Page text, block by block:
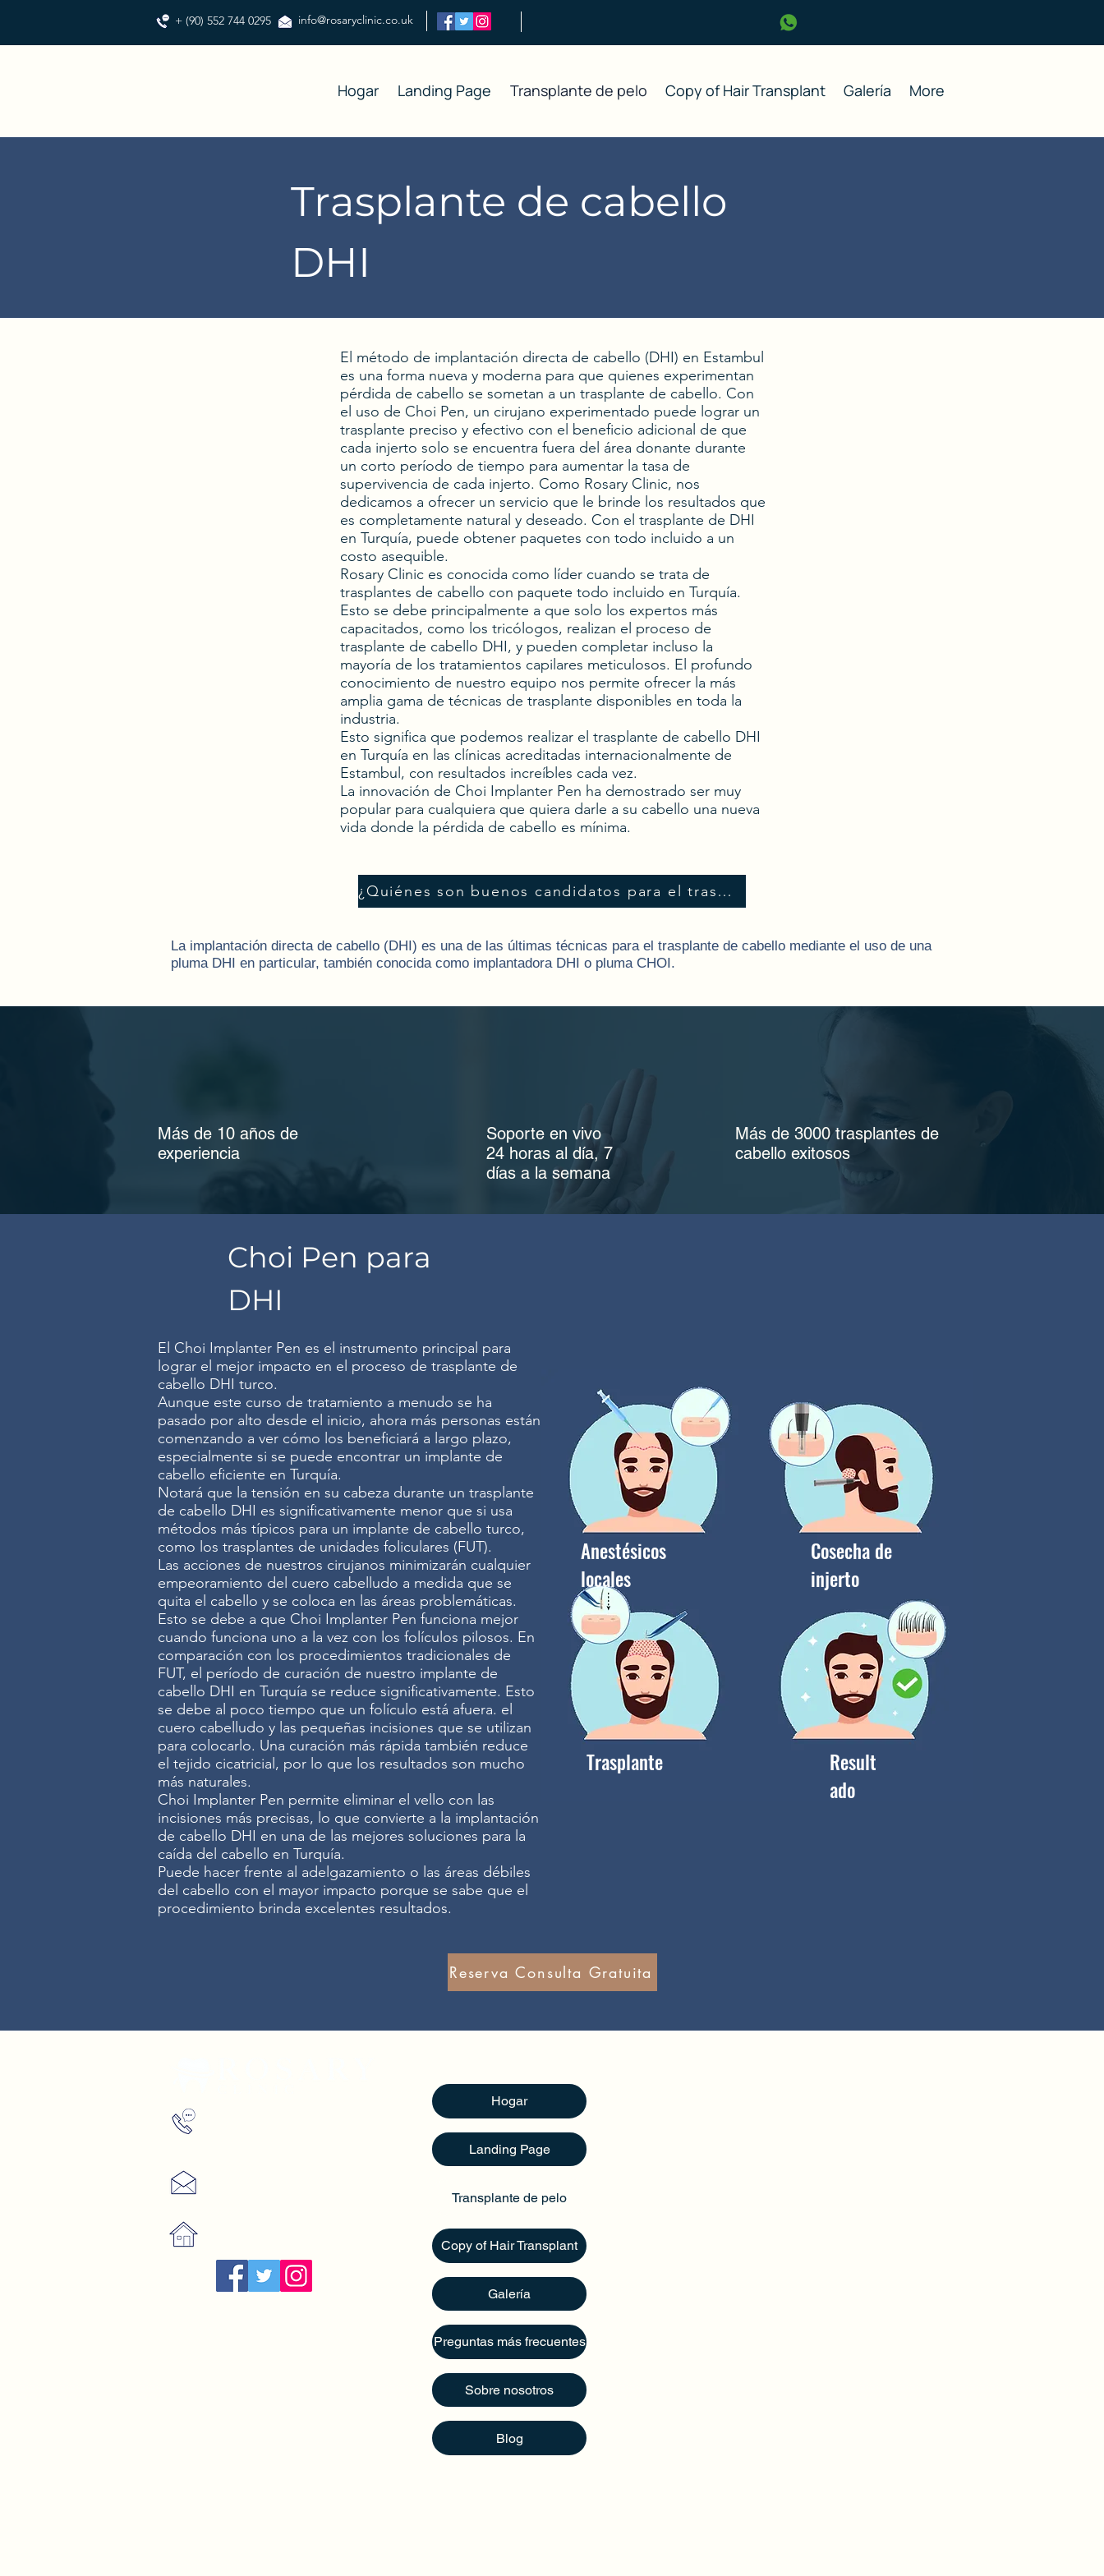
+ (90) 552 744 0295 info@rosaryclinic.co.uk
Hogar Landing Page Transplante de pelo Copy of Hair Transplant Galería More
Trasplante de cabello
DHI
El método de implantación directa de cabello (DHI) en Estambul
es una forma nueva y moderna para que quienes experimentan
pérdida de cabello se sometan a un trasplante de cabello. Con
el uso de Choi Pen, un cirujano experimentado puede lograr un
trasplante preciso y efectivo con el beneficio adicional de que
cada injerto solo se encuentra fuera del área donante durante
un corto período de tiempo para aumentar la tasa de
supervivencia de cada injerto. Como Rosary Clinic, nos
dedicamos a ofrecer un servicio que le brinde los resultados que
es completamente natural y deseado. Con el trasplante de DHI
en Turquía, puede obtener paquetes con todo incluido a un
costo asequible.
Rosary Clinic es conocida como líder cuando se trata de
trasplantes de cabello con paquete todo incluido en Turquía.
Esto se debe principalmente a que solo los expertos más
capacitados, como los tricólogos, realizan el proceso de
trasplante de cabello DHI, y pueden completar incluso la
mayoría de los tratamientos capilares meticulosos. El profundo
conocimiento de nuestro equipo nos permite ofrecer la más
amplia gama de técnicas de trasplante disponibles en toda la
industria.
Esto significa que podemos realizar el trasplante de cabello DHI
en Turquía en las clínicas acreditadas internacionalmente de
Estambul, con resultados increíbles cada vez.
La innovación de Choi Implanter Pen ha demostrado ser muy
popular para cualquiera que quiera darle a su cabello una nueva
vida donde la pérdida de cabello es mínima.
¿Quiénes son buenos candidatos para el trasplante de cabello?
La implantación directa de cabello (DHI) es una de las últimas técnicas para el trasplante de cabello mediante el uso de una
pluma DHI en particular, también conocida como implantadora DHI o pluma CHOI.
En el método DHI, la apertura del canal no es necesaria ya que los injertos extraídos se implantan directamente en la zona
Más de 10 años de
experiencia
Soporte en vivo
24 horas al día, 7
días a la semana
Más de 3000 trasplantes de
cabello exitosos
Choi Pen para
DHI
El Choi Implanter Pen es el instrumento principal para
lograr el mejor impacto en el proceso de trasplante de
cabello DHI turco.
Aunque este curso de tratamiento a menudo se ha
pasado por alto desde el inicio, ahora más personas están
comenzando a ver cómo los beneficiará a largo plazo,
especialmente si se puede encontrar un implante de
cabello eficiente en Turquía.
Notará que la tensión en su cabeza durante un trasplante
de cabello DHI es significativamente menor que si usa
métodos más típicos para un implante de cabello turco,
como los trasplantes de unidades foliculares (FUT).
Las acciones de nuestros cirujanos minimizarán cualquier
empeoramiento del cuero cabelludo a medida que se
quita el cabello y se coloca en las áreas problemáticas.
Esto se debe a que Choi Implanter Pen funciona mejor
cuando funciona uno a la vez con los folículos pilosos. En
comparación con los procedimientos tradicionales de
FUT, el período de curación de nuestro implante de
cabello DHI en Turquía se reduce significativamente. Esto
se debe al poco tiempo que un folículo está afuera. el
cuero cabelludo y las pequeñas incisiones que se utilizan
para colocarlo. Una curación más rápida también reduce
el tejido cicatricial, por lo que los resultados son mucho
más naturales.
Choi Implanter Pen permite eliminar el vello con las
incisiones más precisas, lo que convierte a la implantación
de cabello DHI en una de las mejores soluciones para la
caída del cabello en Turquía.
Puede hacer frente al adelgazamiento o las áreas débiles
del cabello con el mayor impacto porque se sabe que el
procedimiento brinda excelentes resultados.
Anestésicos
locales
Cosecha de
injerto
Trasplante
Result
ado
Reserva Consulta Gratuita
Hogar
Landing Page
Transplante de pelo
Copy of Hair Transplant
Galería
Preguntas más frecuentes
Sobre nosotros
Blog